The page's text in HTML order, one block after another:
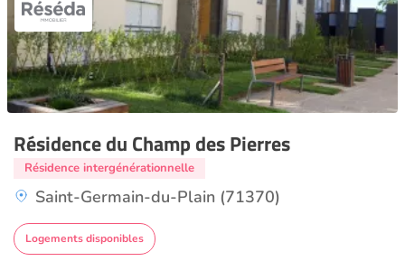
Résidence du Champ des Pierres
Résidence intergénérationnelle
Saint-Germain-du-Plain (71370)
Logements disponibles